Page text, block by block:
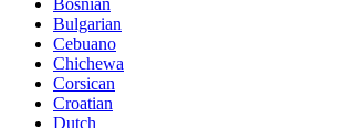
Bosnian
Bulgarian
Cebuano
Chichewa
Corsican
Croatian
Dutch